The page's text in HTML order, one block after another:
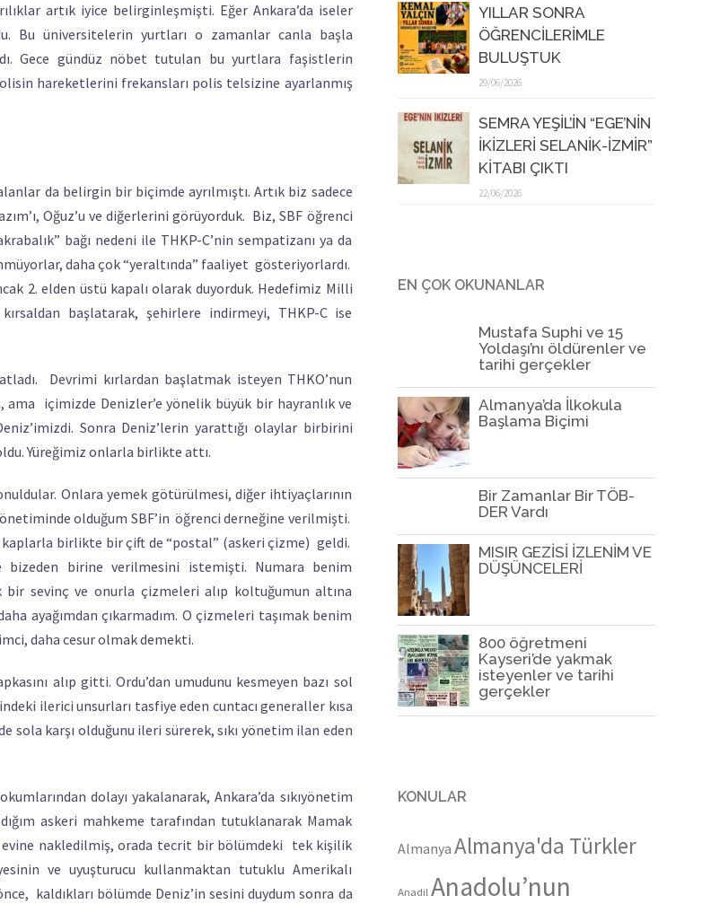
artık iyice belirginleşmişti. Eğer Ankara’da iseler
Bu üniversitelerin yurtları o zamanlar canla başla
Gece gündüz nöbet tutulan bu yurtlara faşistlerin
hareketlerini frekansları polis telsizine ayarlanmış
da belirgin bir biçimde ayrılmıştı. Artık biz sadece
Oğuz’u ve diğerlerini görüyorduk. Biz, SBF öğrenci
bağı nedeni ile THKP-C’nin sempatizanı ya da
daha çok “yeraltında” faaliyet gösteriyorlardı.
2. elden üstü kapalı olarak duyorduk. Hedefimiz Milli
başlatarak, şehirlere indirmeyi, THKP-C ise
Devrimi kırlardan başlatmak isteyen THKO’nun
içimizde Denizler’e yönelik büyük bir hayranlık ve
Sonra Deniz’lerin yarattığı olaylar birbirini
Yüreğimiz onlarla birlikte attı.
Onlara yemek götürülmesi, diğer ihtiyaçlarının
olduğum SBF’in öğrenci derneğine verilmişti.
birlikte bir çift de “postal” (askeri çizme) geldi.
bizeden birine verilmesini istemişti. Numara benim
bir sevinç ve onurla çizmeleri alıp koltuğumun altına
ayağımdan çıkarmadım. O çizmeleri taşımak benim
daha cesur olmak demekti.
alıp gitti. Ordu’dan umudunu kesmeyen bazı sol
ilerici unsurları tasfiye eden cuntacı generaller kısa
karşı olduğunu ileri sürerek, sıkı yönetim ilan eden
dolayı yakalanarak, Ankara’da sıkıyönetim
askeri mahkeme tarafından tutuklanarak Mamak
evine nakledilmiş, orada tecrit bir bölümdeki tek kişilik
ve uyuşturucu kullanmaktan tutuklu Amerikalı
kaldıkları bölümde Deniz’in sesini duydum sonra da
YILLAR SONRA
ÖĞRENCİLERİMLE
BULUŞTUK
29/06/2026
SEMRA YEŞİL’İN “EGE’NİN
İKİZLERİ SELANİK-İZMİR”
KİTABI ÇIKTI
22/06/2026
EN ÇOK OKUNANLAR
Mustafa Suphi ve 15
Yoldaşı’nı öldürenler ve
tarihi gerçekler
Almanya’da İlkokula
Başlama Biçimi
Bir Zamanlar Bir TÖB-
DER Vardı
MISIR GEZİSİ İZLENİM VE
DÜŞÜNCELERİ
800 öğretmeni
Kayseri’de yakmak
isteyenler ve tarihi
gerçekler
KONULAR
Almanya Almanya'da Türkler
Anadil Anadolu’nun